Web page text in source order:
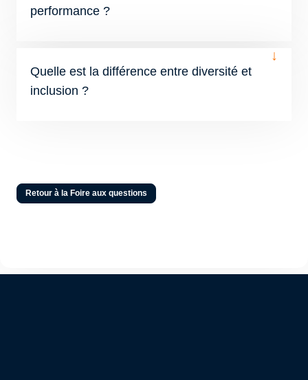
performance ?
Quelle est la différence entre diversité et
inclusion ?
↓
Retour à la Foire aux questions